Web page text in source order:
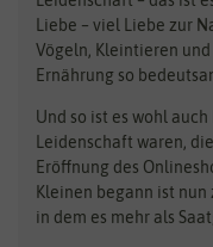
Obstsamen
Pilzbrut
Rasensamen
Steckzwiebeln
Zimmer & Kübelpflanzen
Kataloge
Schnäppchen
Anzucht &
Bionana
BIOWOL
Blumicorn
Bûten Birds
Liebe – viel Liebe zur
Vögeln, Kleintieren
Ernährung so
Und so ist es wohl
Leidenschaft waren,
Eröffnung des
Kleinen begann ist
in dem es mehr als